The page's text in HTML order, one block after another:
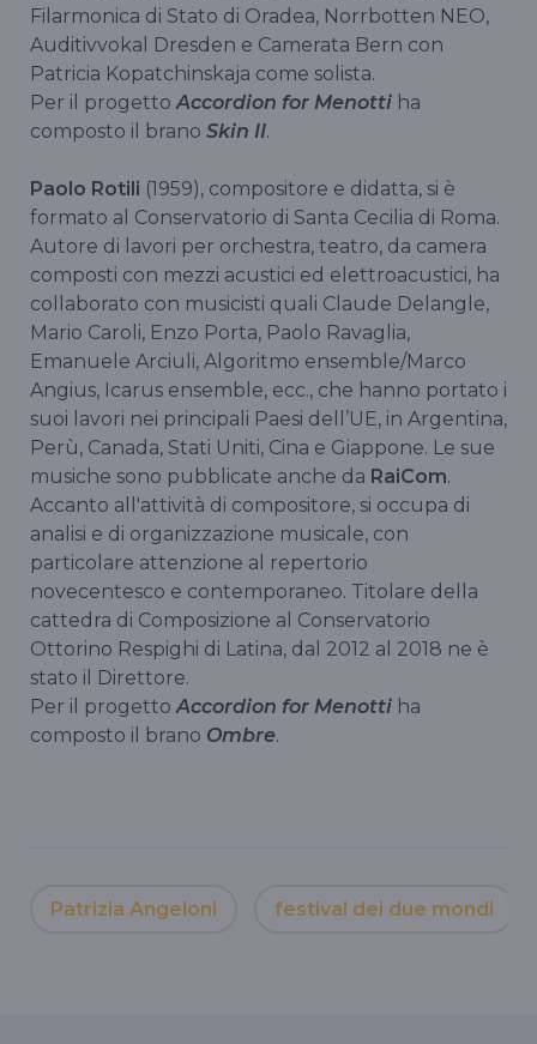
Filarmonica di Stato di Oradea, Norrbotten NEO,
Auditivvokal Dresden e Camerata Bern con
Patricia Kopatchinskaja come solista.
Per il progettoAccordion for Menotti ha
composto il brano Skin II.
Paolo Rotili (1959), compositore e didatta, si è
formato al Conservatorio di Santa Cecilia di Roma.
Autore di lavori per orchestra, teatro, da camera
composti con mezzi acustici ed elettroacustici, ha
collaborato con musicisti quali Claude Delangle,
Mario Caroli, Enzo Porta, Paolo Ravaglia,
Emanuele Arciuli, Algoritmo ensemble/Marco
Angius, Icarus ensemble, ecc., che hanno portato i
suoi lavori nei principali Paesi dell’UE, in Argentina,
Perù, Canada, Stati Uniti, Cina e Giappone. Le sue
musiche sono pubblicate anche da RaiCom.
Accanto all'attività di compositore, si occupa di
analisi e di organizzazione musicale, con
particolare attenzione al repertorio
novecentesco e contemporaneo. Titolare della
cattedra di Composizione al Conservatorio
Ottorino Respighi di Latina, dal 2012 al 2018 ne è
stato il Direttore.
Per il progettoAccordion for Menotti ha
composto il brano Ombre.
Patrizia Angeloni festival dei due mondi